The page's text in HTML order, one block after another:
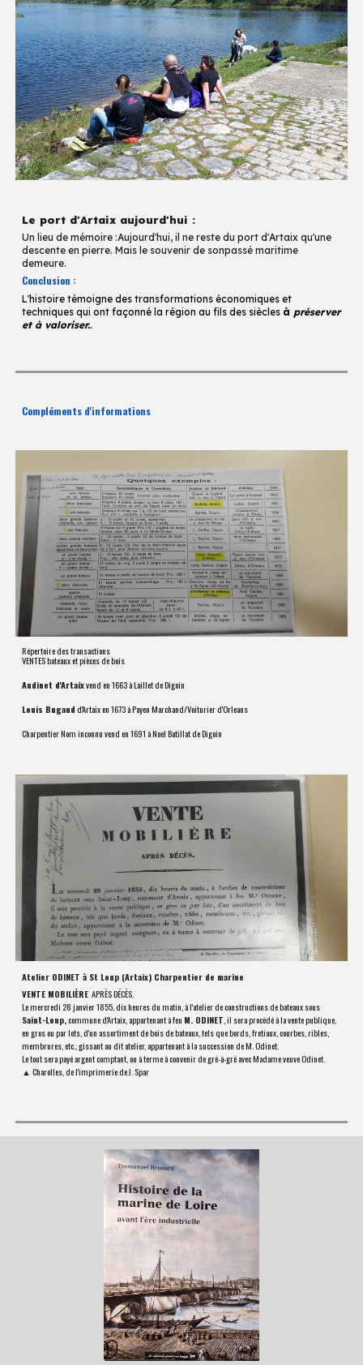
Le port d'Artaix aujourd'hui :
Un lieu de mémoire :Aujourd'hui, il ne reste du port d'Artaix qu'une
descente en pierre. Mais le souvenir de sonpassé maritime
demeure.
Conclusion :
L'histoire témoigne des transformations économiques et
techniques qui ont façonné la région au fils des siècles à préserver
et à valoriser..
Compléments d'informations
Répertoire des transactions
VENTES bateaux et pièces de bois
Audinet d'Artaixvend en 1663 à Laillet de Digoin
Louis Bugaudd'Artaix en 1673 à Payen Marchand/Voiturier d'Orleans
Charpentier Nom inconnu vend en 1691 à Noel Batillat de Digoin
Atelier ODINET à St Loup (Artaix) Charpentier de marine
VENTE MOBILIÈRE APRÈS DÉCÈS.
Le mercredi 28 janvier 1855, dix heures du matin, à l'atelier de constructions de bateaux sous
Saint-Loup,commune d'Artaix, appartenant à feu M. ODINET, il sera procédé à la vente publique,
en gros ou par lots, d'un assortiment de bois de bateaux, tels que bords, fretiaux, courbes, ribles,
membrures, etc., gissant au dit atelier, appartenant à la succession de M. Odinet.
Le tout sera payé argent comptant, ou à terme à convenir de gré-à-gré avec Madame veuve Odinet.
▲ Charolles, de l'imprimerie de J. Spar